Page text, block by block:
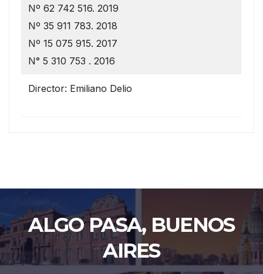
Nº 62 742 516. 2019
Nº 35 911 783. 2018
Nº 15 075 915. 2017
N° 5 310 753 . 2016
Director: Emiliano Delio
ALGO PASA, BUENOS
AIRES